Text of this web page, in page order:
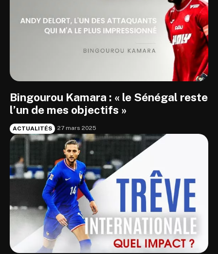
Bingourou Kamara : « le Sénégal reste
l’un de mes objectifs »
ACTUALITÉS 27 mars 2025